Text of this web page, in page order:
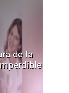
de la